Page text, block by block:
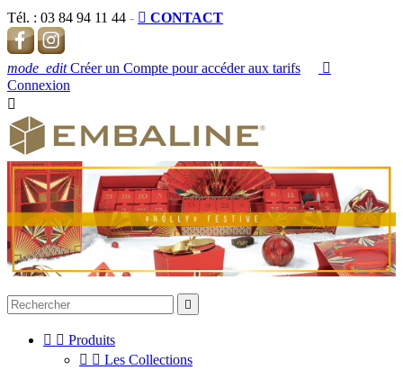
Tél. : 03 84 94 11 44 -  CONTACT
mode_edit Créer un Compte pour accéder aux tarifs

Connexion


  Produits
  Les Collections